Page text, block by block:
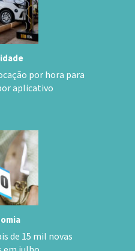
por hora para
aplicativo
de 15 mil novas